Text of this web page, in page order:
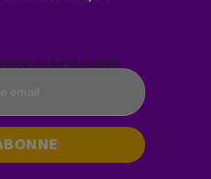
(le lundi matin)